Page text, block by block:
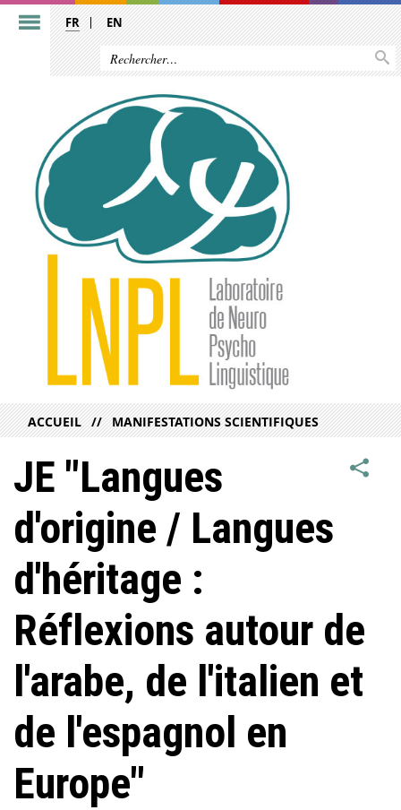
FR EN
ACCUEIL MANIFESTATIONS SCIENTIFIQUES
JE "Langues
d'origine / Langues
d'héritage :
Réflexions autour de
l'arabe, de l'italien et
de l'espagnol en
Europe"